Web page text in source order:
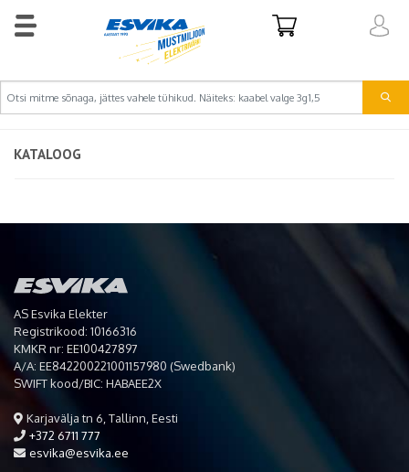
KATALOOG
AS Esvika Elekter
Registrikood: 10166316
KMKR nr: EE100427897
A/A: EE842200221001157980 (Swedbank)
SWIFT kood/BIC: HABAEE2X
Karjavälja tn 6, Tallinn, Eesti
+372 6711 777
esvika@esvika.ee